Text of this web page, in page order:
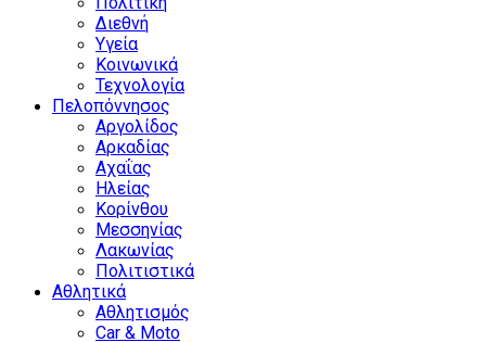
Διεθνή
Υγεία
Κοινωνικά
Τεχνολογία
Πελοπόννησος
Αργολίδος
Αρκαδίας
Αχαΐας
Ηλείας
Κορίνθου
Μεσσηνίας
Λακωνίας
Πολιτιστικά
Αθλητικά
Αθλητισμός
Car & Moto